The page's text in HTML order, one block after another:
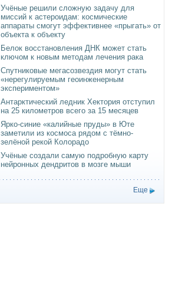
Учёные решили сложную задачу для
миссий к астероидам: космические
аппараты смогут эффективнее «прыгать» от
объекта к объекту
Белок восстановления ДНК может стать
ключом к новым методам лечения рака
Спутниковые мегасозвездия могут стать
«нерегулируемым геоинженерным
экспериментом»
Антарктический ледник Хектория отступил
на 25 километров всего за 15 месяцев
Ярко-синие «калийные пруды» в Юте
заметили из космоса рядом с тёмно-
зелёной рекой Колорадо
Учёные создали самую подробную карту
нейронных дендритов в мозге мыши
Еще